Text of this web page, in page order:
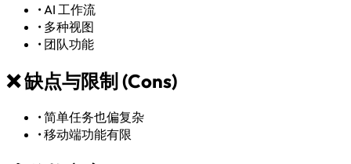
• AI 工作流
• 多种视图
• 团队功能
❌缺点与限制 (Cons)
•简单任务也偏复杂
•移动端功能有限